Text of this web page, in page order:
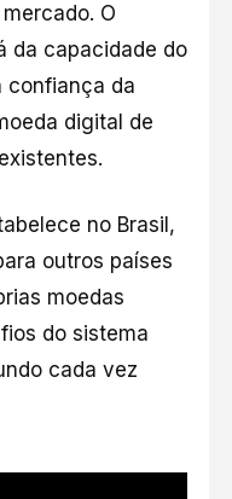
O
da capacidade do
confiança da
digital de
no Brasil,
outros países
moedas
do sistema
cada vez